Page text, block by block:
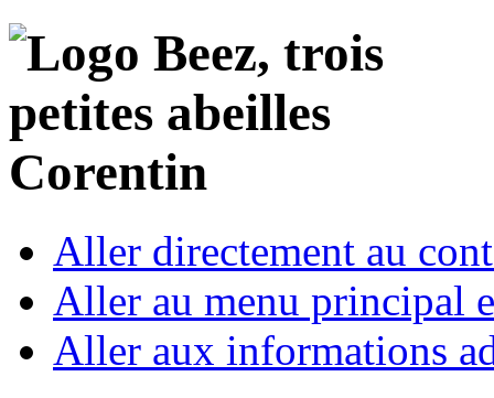
Corentin
Aller directement au
Aller au menu principal
Aller aux informations